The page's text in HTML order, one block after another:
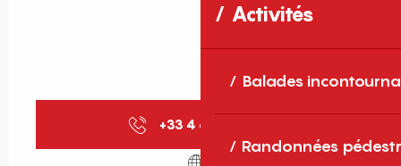
Activités
Balades
Randonnées
+33 4 68 62 37